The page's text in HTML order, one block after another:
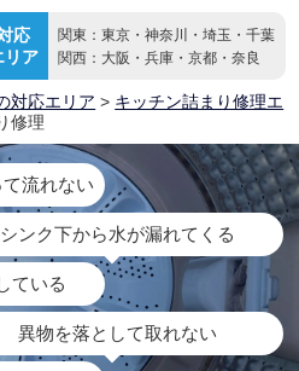
応
リア
関東：東京・神奈川・埼玉・千葉
関西：大阪・兵庫・京都・奈良
対応エリア > キッチン詰まり修理エ
修理
流れない
シンク下から水が漏れてくる
ている
異物を落として取れない